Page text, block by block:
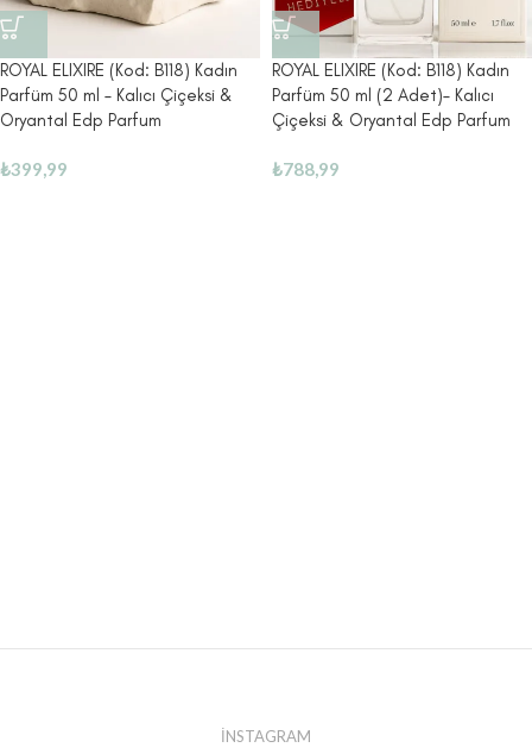
ROYAL ELIXIRE (Kod: B118) Kadın
Parfüm 50 ml – Kalıcı Çiçeksi &
Oryantal Edp Parfum
₺399,99
ROYAL ELIXIRE (Kod: B118) Kadın
Parfüm 50 ml (2 Adet)– Kalıcı
Çiçeksi & Oryantal Edp Parfum
₺788,99
İNSTAGRAM